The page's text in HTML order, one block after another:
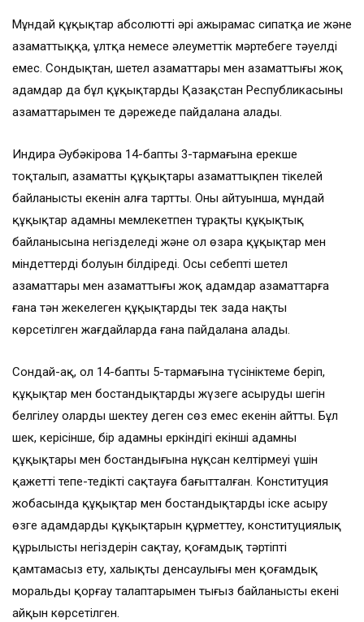
Мұндай құқықтар абсолютті әрі ажырамас сипатқа ие және
азаматтыққа, ұлтқа немесе әлеуметтік мәртебеге тәуелді
емес. Сондықтан, шетел азаматтары мен азаматтығы жоқ
адамдар да бұл құқықтарды Қазақстан Республикасының
азаматтарымен тең дәрежеде пайдалана алады.
Индира Әубәкірова 14-баптың 3-тармағына ерекше
тоқталып, азаматтың құқықтары азаматтықпен тікелей
байланысты екенін алға тартты. Оның айтуынша, мұндай
құқықтар адамның мемлекетпен тұрақты құқықтық
байланысына негізделеді және ол өзара құқықтар мен
міндеттердің болуын білдіреді. Осы себепті шетел
азаматтары мен азаматтығы жоқ адамдар азаматтарға
ғана тән жекелеген құқықтарды тек заңда нақты
көрсетілген жағдайларда ғана пайдалана алады.
Сондай-ақ, ол 14-баптың 5-тармағына түсініктеме беріп,
құқықтар мен бостандықтарды жүзеге асырудың шегін
белгілеу оларды шектеу деген сөз емес екенін айтты. Бұл
шек, керісінше, бір адамның еркіндігі екінші адамның
құқықтары мен бостандығына нұқсан келтірмеуі үшін
қажетті тепе-теңдікті сақтауға бағытталған. Конституция
жобасында құқықтар мен бостандықтарды іске асыру
өзге адамдардың құқықтарын құрметтеу, конституциялық
құрылыстың негіздерін сақтау, қоғамдық тәртіпті
қамтамасыз ету, халықтың денсаулығы мен қоғамдық
моральды қорғау талаптарымен тығыз байланысты екені
айқын көрсетілген.